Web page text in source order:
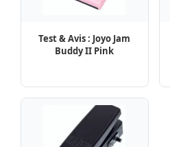
Test & Avis : Joyo Jam
Buddy II Pink